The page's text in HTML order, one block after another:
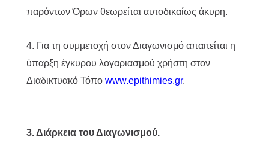
παρόντων Όρων θεωρείται αυτοδικαίως άκυρη.
4. Για τη συμμετοχή στον Διαγωνισμό απαιτείται η
ύπαρξη έγκυρου λογαριασμού χρήστη στον
Διαδικτυακό Τόπο www.epithimies.gr.
3. Διάρκεια του Διαγωνισμού.